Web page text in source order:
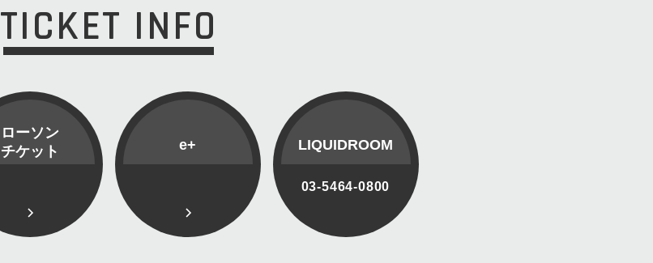
TICKET INFO
ローソン
チケット
e+ LIQUIDROOM
03-5464-0800